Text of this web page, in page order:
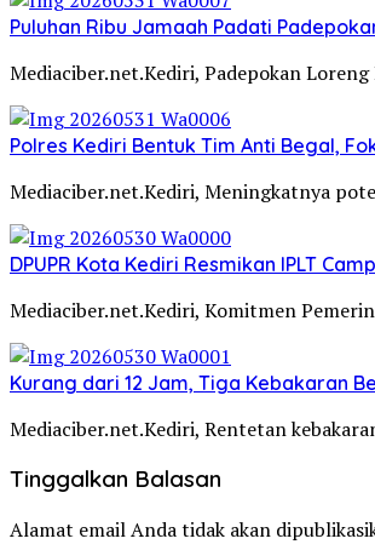
Puluhan Ribu Jamaah Padati
Mediaciber.net.Kediri, Padepokan
Polres Kediri Bentuk Tim Anti Begal,
Mediaciber.net.Kediri, Meningkatnya
DPUPR Kota Kediri Resmikan IPLT
Mediaciber.net.Kediri, Komitmen
Kurang dari 12 Jam, Tiga Kebakaran
Mediaciber.net.Kediri, Rentetan
Tinggalkan Balasan
Alamat email Anda tidak akan